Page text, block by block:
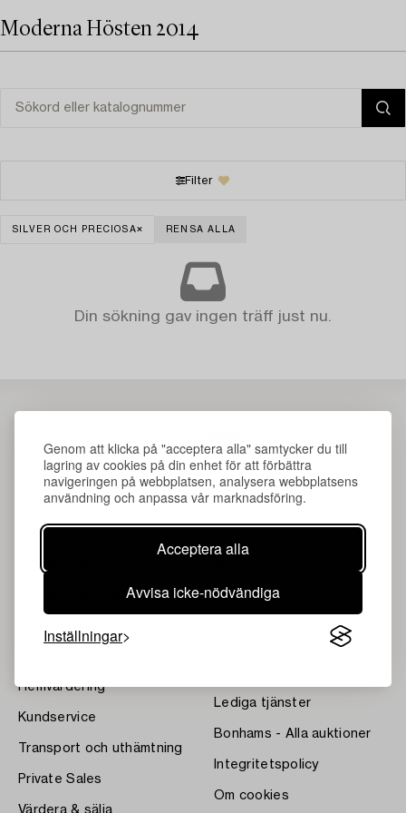
Genom att klicka på "acceptera alla" samtycker du till
lagring av cookies på din enhet för att förbättra
navigeringen på webbplatsen, analysera webbplatsens
användning och anpassa vår marknadsföring.
Acceptera alla
Avvisa icke-nödvändiga
Inställningar
Moderna Hösten 2014
Filter
SILVER OCH PRECIOSA RENSA ALLA
Din sökning gav ingen träff just nu.
Kontakta våra specialister
Hemvärdering
Kundservice
Transport och uthämtning
Private Sales
Värdera & sälja
Bukipedia
Lediga tjänster
Bonhams - Alla auktioner
Integritetspolicy
Om cookies